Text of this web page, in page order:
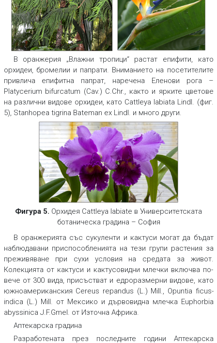
В оранжерия „Влажни тропици“ растат епифити, като
орхидеи, бромелии и папрати. Вниманието на посетителите
привлича епифитна папрат, наречена Еленови рога –
Platycerium bifurcatum (Cav.) C.Chr., както и ярките цветове
на различни видове орхидеи, като Cattleya labiata Lindl. (фиг.
5), Stanhopea tigrina Bateman ex Lindl. и много други.
Фигура 5. Oрхидея Cattleya labiate в Университетската
ботаническа градина – София
В оранжерията със сукуленти и кактуси могат да бъдат
наблюдавани приспособленията на тези групи растения за
преживяване при сухи условия на средата за живот.
Колекцията от кактуси и кактусовидни млечки включва по-
вече от 300 вида, присъстват и едроразмерни видове, като
южноамериканския Cereus repandus (L.) Mill., Opuntia ficus-
indica (L.) Mill. от Мексико и дървовидна млечка Euphorbia
abyssinica J.F.Gmel. от Източна Африка.
Аптекарска градина
Разработената през последните години Аптекарска